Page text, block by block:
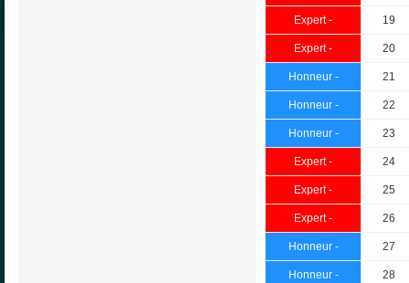
Expert - 19
Expert - 20
Honneur - 21
Honneur - 22
Honneur - 23
Expert - 24
Expert - 25
Expert - 26
Honneur - 27
Honneur - 28